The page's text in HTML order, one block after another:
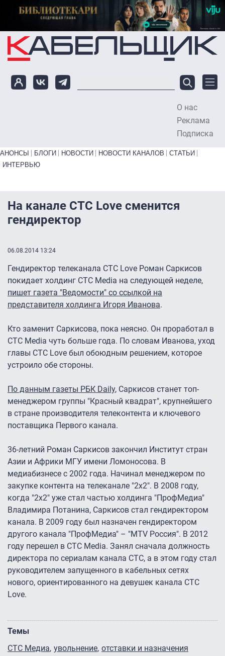
Перейти к основному содержанию
О нас
Реклама
Подписка
Primary links bottom
АНОНСЫ БЛОГИ НОВОСТИ НОВОСТИ КАНАЛОВ
СТАТЬИ
ИНТЕРВЬЮ
На канале CTC Love сменится
гендиректор
06.08.2014 13:24
Гендиректор телеканала CTC Love Роман Саркисов
покидает холдинг CTC Media на следующей неделе,
пишет газета "Ведомости" со ссылкой на
представителя холдинга Игоря Иванова.
Кто заменит Саркисова, пока неясно. Он проработал в
CTC Media чуть больше года. По словам Иванова, уход
главы CTC Love был обоюдным решением, которое
устроило обе стороны.
По данным газеты РБК Daily, Саркисов станет топ-
менеджером группы "Красный квадрат", крупнейшего
в стране производителя телеконтента и ключевого
поставщика Первого канала.
36-летний Роман Саркисов закончил Институт стран
Азии и Африки МГУ имени Ломоносова. В
медиабизнесе с 2002 года. Начинал менеджером по
закупке контента на телеканале "2х2". В 2008 году,
когда "2х2" уже стал частью холдинга "ПрофМедиа"
Владимира Потанина, Саркисов стал гендиректором
канала. В 2009 году был назначен гендиректором
другого канала "ПрофМедиа" – "MTV Россия". В 2012
году перешел в CTC Media. Занял сначала должность
директора по сериалам канала СТС, а в этом году стал
руководителем запущенного в кабельных сетях
нового, ориентированного на девушек канала СТС
Love.
Темы
СТС Медиа увольнение отставки и назначения